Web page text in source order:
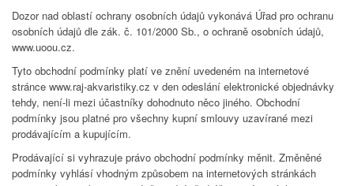
Dozor nad oblastí ochrany osobních údajů vykonává Úřad pro ochranu
osobních údajů dle zák. č. 101/2000 Sb., o ochraně osobních údajů,
www.uoou.cz.
Tyto obchodní podmínky platí ve znění uvedeném na internetové
stránce www.raj-akvaristiky.cz v den odeslání elektronické objednávky
tehdy, není-li mezi účastníky dohodnuto něco jiného. Obchodní
podmínky jsou platné pro všechny kupní smlouvy uzavírané mezi
prodávajícím a kupujícím.
Prodávající si vyhrazuje právo obchodní podmínky měnit. Změněné
podmínky vyhlásí vhodným způsobem na internetových stránkách